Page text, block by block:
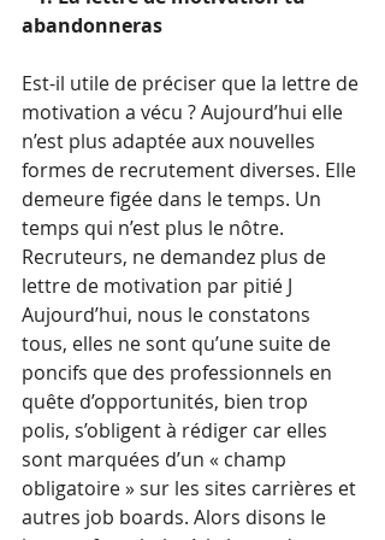
abandonneras
Est-il utile de préciser que la lettre de
motivation a vécu ? Aujourd’hui elle
n’est plus adaptée aux nouvelles
formes de recrutement diverses. Elle
demeure figée dans le temps. Un
temps qui n’est plus le nôtre.
Recruteurs, ne demandez plus de
lettre de motivation par pitié J
Aujourd’hui, nous le constatons
tous, elles ne sont qu’une suite de
poncifs que des professionnels en
quête d’opportunités, bien trop
polis, s’obligent à rédiger car elles
sont marquées d’un « champ
obligatoire » sur les sites carrières et
autres job boards. Alors disons le